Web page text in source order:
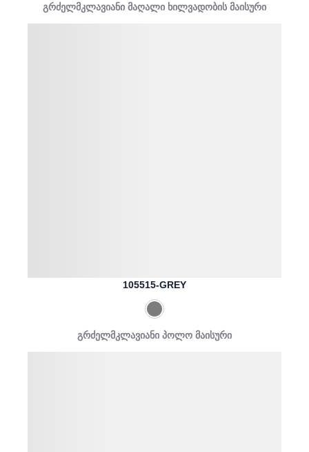
გრძელმკლავიანი მაღალი ხილვადობის მაისური
105515-GREY
გრძელმკლავიანი პოლო მაისური